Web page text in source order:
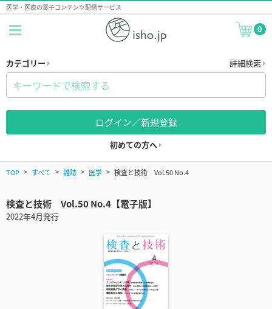
医学・医療の電子コンテンツ配信サービス
0
カテゴリー 詳細検索
ログイン／新規登録
初めての方へ
TOP すべて 雑誌 医学 検査と技術 Vol.50 No.4
検査と技術 Vol.50 No.4【電子版】
2022年4月発行